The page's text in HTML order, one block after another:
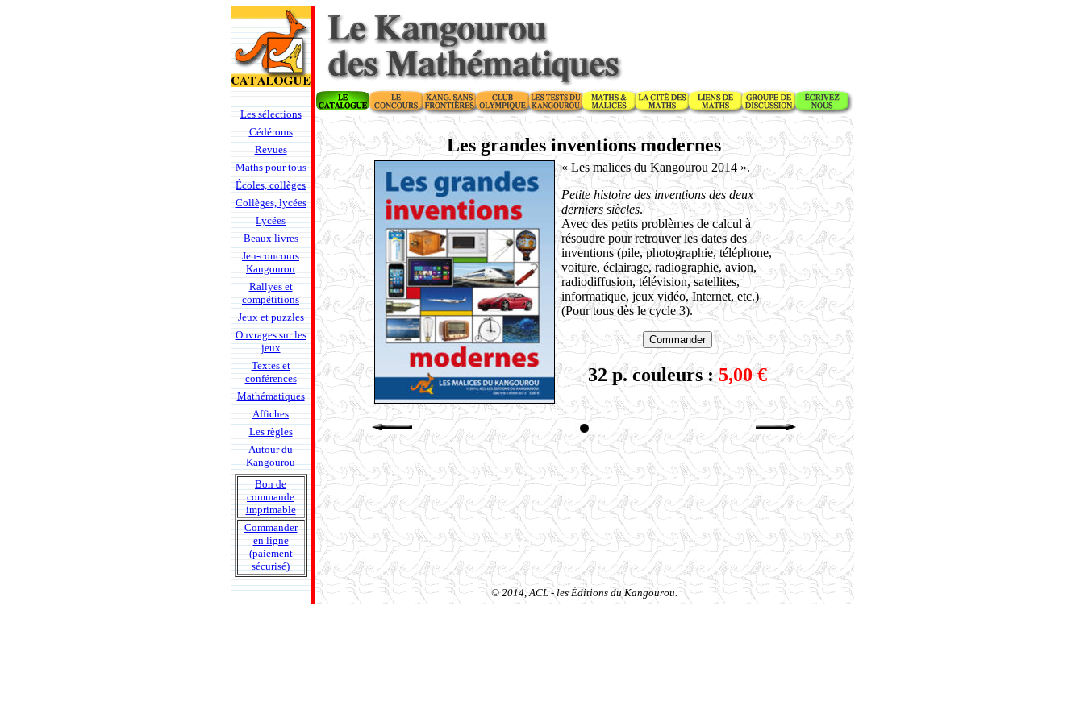
Les sélections
Cédéroms
Revues
Maths pour tous
Écoles, collèges
Collèges, lycées
Lycées
Beaux livres
Jeu-concours
Kangourou
Rallyes et
compétitions
Jeux et puzzles
Ouvrages sur les
jeux
Textes et
conférences
Mathématiques
Affiches
Les règles
Autour du
Kangourou
Bon de
commande
imprimable
Commander
en ligne
(paiement
sécurisé)
Les grandes inventions modernes
« Les malices du Kangourou 2014 ».
Petite histoire des inventions des deux
derniers siècles.
Avec des petits problèmes de calcul à
résoudre pour retrouver les dates des
inventions (pile, photographie, téléphone,
voiture, éclairage, radiographie, avion,
radiodiffusion, télévision, satellites,
informatique, jeux vidéo, Internet, etc.)
(Pour tous dès le cycle 3).
32 p. couleurs :5,00 €
© 2014, ACL - les Éditions du Kangourou.